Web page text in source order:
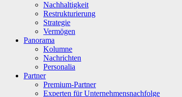
Nachhaltigkeit
Restrukturierung
Strategie
Vermögen
Panorama
Kolumne
Nachrichten
Personalia
Partner
Premium-Partner
Experten für Unternehmensnachfolge